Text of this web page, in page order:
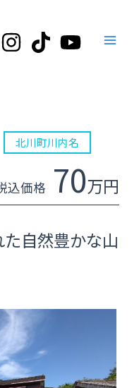
北川町川内名
込価格 70万円
自然豊かな山